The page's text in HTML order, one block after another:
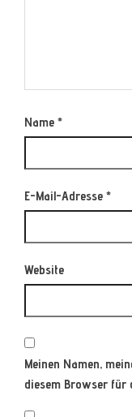
Name *
E-Mail-Adresse *
Website
Meinen Namen,
diesem Browser für